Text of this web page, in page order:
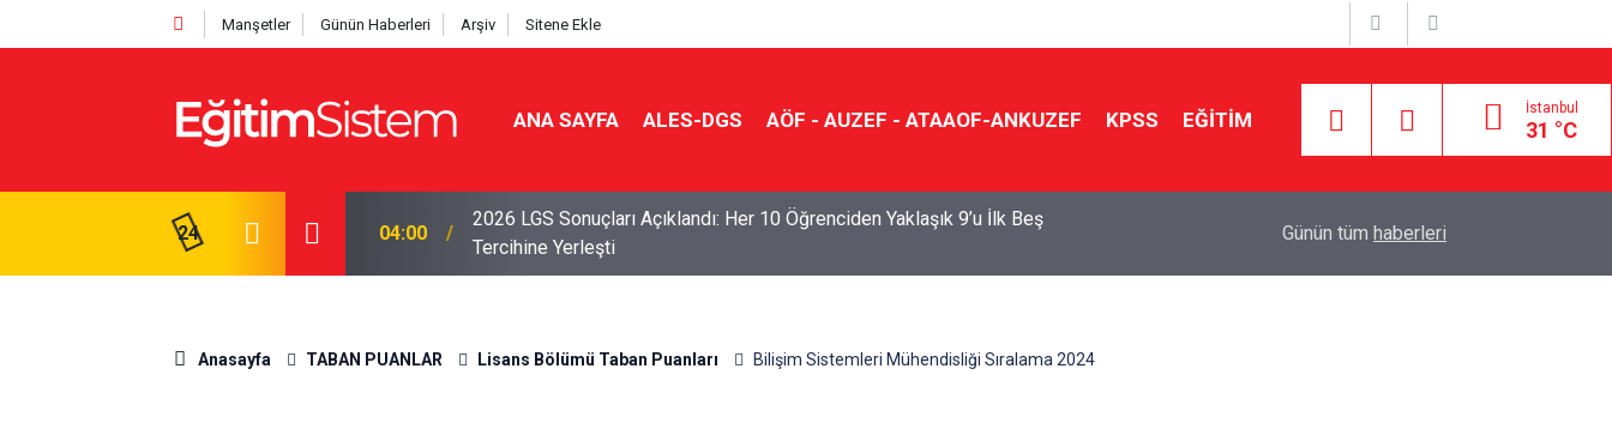
Manşetler Günün Haberleri Arşiv Sitene Ekle
ANA SAYFA ALES-DGS AÖF - AUZEF - ATAAOF-ANKUZEF KPSS EĞİTİM İstanbul
31 °C
24
Sınavla Alan Liseler Yüzde 95,76
04:00
2026 LGS Sonuçları Açıklandı: Her 10 Öğrenciden Yaklaşık 9’u İlk Beş
Tercihine Yerleşti
Yönlendiriyor?
Günün tüm haberleri
Anasayfa TABAN PUANLAR Lisans Bölümü Taban Puanları Bilişim Sistemleri Mühendisliği Sıralama 2024